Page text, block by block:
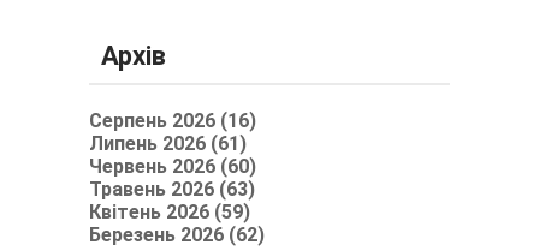
Архів
Серпень 2026 (16)
Липень 2026 (61)
Червень 2026 (60)
Травень 2026 (63)
Квітень 2026 (59)
Березень 2026 (62)